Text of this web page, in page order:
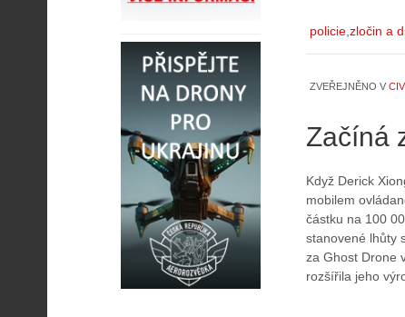
policie zločin a
ZVEŘEJNĚNO V
Začíná
Když Derick
mobilem
částku na 100
stanovené lhůty
za Ghost Drone
rozšířila jeho